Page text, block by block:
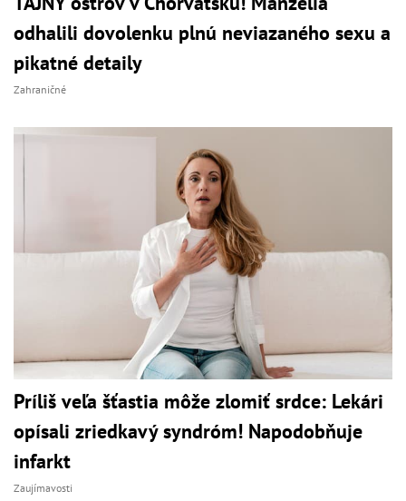
odhalili dovolenku plnú neviazaného sexu a
pikatné detaily
Zahraničné
Príliš veľa šťastia môže zlomiť srdce: Lekári
opísali zriedkavý syndróm! Napodobňuje
infarkt
Zaujímavosti